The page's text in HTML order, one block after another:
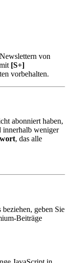
von
[S+]
vorbehalten.
abonniert haben,
innerhalb weniger
, das alle
beziehen, geben Sie
Beiträge